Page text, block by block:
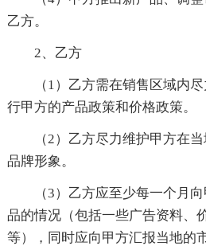
乙方。
2、乙方
（1）乙方需在销售区域内
行甲方的产品政策和价格政策。
（2）乙方尽力维护甲方在
品牌形象。
（3）乙方应至少每一个月
品的情况（包括一些广告资料、
等），同时应向甲方汇报当地的